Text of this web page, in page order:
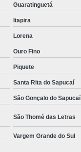
de Carro Minas
para Carros
para Carros de
Particular
Gps
do Carro
para Carro
Carros com
para Carros
em Rastreamento
Guaratinguetá
Itapira
Lorena
Ouro Fino
Piquete
Santa Rita do Sapucaí
São Gonçalo do Sapucaí
São Thomé das Letras
Vargem Grande do Sul